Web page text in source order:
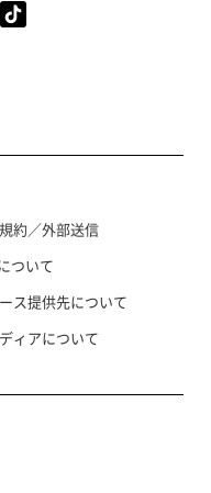
約／外部送信
ついて
ス提供先について
ィアについて